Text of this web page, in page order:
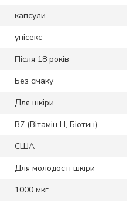
капсули
унісекс
Після 18 років
Без смаку
Для шкіри
B7 (Вітамін H, Біотин)
США
Для молодості шкіри
1000 мкг